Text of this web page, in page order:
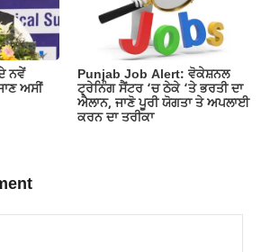
ਨਵੇਂ
ਅਸੀਂ
Punjab Job Alert: ਵੋਕੇਸ਼ਨਲ
ਟ੍ਰੇਨਿੰਗ ਸੈਂਟਰ ‘ਚ ਠੇਕੇ ‘ਤੇ ਭਰਤੀ ਦਾ
ਐਲਾਨ, ਜਾਣੋ ਪੂਰੀ ਯੋਗਤਾ ਤੇ ਅਪਲਾਈ
ਕਰਨ ਦਾ ਤਰੀਕਾ